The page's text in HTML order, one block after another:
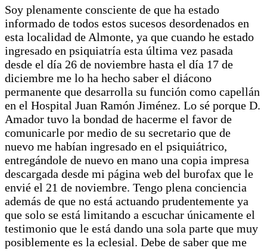
Soy plenamente consciente de que ha estado
informado de todos estos sucesos desordenados en
esta localidad de Almonte, ya que cuando he estado
ingresado en psiquiatría esta última vez pasada
desde el día 26 de noviembre hasta el día 17 de
diciembre me lo ha hecho saber el diácono
permanente que desarrolla su función como capellán
en el Hospital Juan Ramón Jiménez. Lo sé porque D.
Amador tuvo la bondad de hacerme el favor de
comunicarle por medio de su secretario que de
nuevo me habían ingresado en el psiquiátrico,
entregándole de nuevo en mano una copia impresa
descargada desde mi página web del burofax que le
envié el 21 de noviembre. Tengo plena conciencia
además de que no está actuando prudentemente ya
que solo se está limitando a escuchar únicamente el
testimonio que le está dando una sola parte que muy
posiblemente es la eclesial. Debe de saber que me